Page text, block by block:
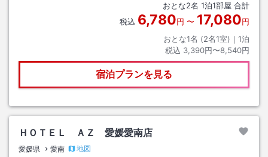
おとな2名 1泊1部屋 合計
税込 6,780円 〜 17,080円
おとな1名 (2名1室)｜ 1泊
税込 3,390円〜8,540円
宿泊プランを見る
ＨＯＴＥＬ ＡＺ 愛媛愛南店
愛媛県 愛南 地図